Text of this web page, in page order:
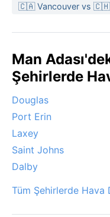
rüzgârlar sayılabilir;
limanı sarabilir, ancak
nadir ve hafiftir;
Mevsimler arası
Adası'nın bu batı
🇨🇦 Vancouver vs 🇨🇭
Man
Şehirlerde
Douglas
Port Erin
Laxey
Saint Johns
Dalby
Tüm Şehirlerde Hava